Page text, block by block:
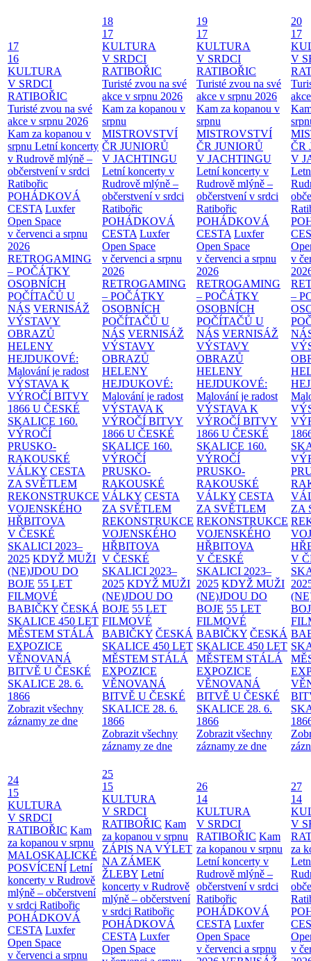
17
16
KULTURA
V SRDCI
RATIBOŘIC
Turisté zvou na své
akce v srpnu 2026
Kam za kopanou v
srpnu Letní koncerty
v Rudrově mlýně –
občerstvení v srdci
Ratibořic
POHÁDKOVÁ
CESTA Luxfer
Open Space
v červenci a srpnu
2026
RETROGAMING
– POČÁTKY
OSOBNÍCH
POČÍTAČŮ U
NÁS VERNISÁŽ
VÝSTAVY
OBRAZŮ
HELENY
HEJDUKOVÉ:
Malování je radost
VÝSTAVA K
VÝROČÍ BITVY
1866 U ČESKÉ
SKALICE 160.
VÝROČÍ
PRUSKO-
RAKOUSKÉ
VÁLKY CESTA
ZA SVĚTLEM
REKONSTRUKCE
VOJENSKÉHO
HŘBITOVA
V ČESKÉ
SKALICI 2023–
2025 KDYŽ MUŽI
(NE)JDOU DO
BOJE 55 LET
FILMOVÉ
BABIČKY ČESKÁ
SKALICE 450 LET
MĚSTEM STÁLÁ
EXPOZICE
VĚNOVANÁ
BITVĚ U ČESKÉ
SKALICE 28. 6.
1866
Zobrazit všechny
záznamy ze dne
18
17
KULTURA
V SRDCI
RATIBOŘIC
Turisté zvou na své
akce v srpnu 2026
Kam za kopanou v
srpnu
MISTROVSTVÍ
ČR JUNIORŮ
V JACHTINGU
Letní koncerty v
Rudrově mlýně –
občerstvení v srdci
Ratibořic
POHÁDKOVÁ
CESTA Luxfer
Open Space
v červenci a srpnu
2026
RETROGAMING
– POČÁTKY
OSOBNÍCH
POČÍTAČŮ U
NÁS VERNISÁŽ
VÝSTAVY
OBRAZŮ
HELENY
HEJDUKOVÉ:
Malování je radost
VÝSTAVA K
VÝROČÍ BITVY
1866 U ČESKÉ
SKALICE 160.
VÝROČÍ
PRUSKO-
RAKOUSKÉ
VÁLKY CESTA
ZA SVĚTLEM
REKONSTRUKCE
VOJENSKÉHO
HŘBITOVA
V ČESKÉ
SKALICI 2023–
2025 KDYŽ MUŽI
(NE)JDOU DO
BOJE 55 LET
FILMOVÉ
BABIČKY ČESKÁ
SKALICE 450 LET
MĚSTEM STÁLÁ
EXPOZICE
VĚNOVANÁ
BITVĚ U ČESKÉ
SKALICE 28. 6.
1866
Zobrazit všechny
záznamy ze dne
19
17
KULTURA
V SRDCI
RATIBOŘIC
Turisté zvou na své
akce v srpnu 2026
Kam za kopanou v
srpnu
MISTROVSTVÍ
ČR JUNIORŮ
V JACHTINGU
Letní koncerty v
Rudrově mlýně –
občerstvení v srdci
Ratibořic
POHÁDKOVÁ
CESTA Luxfer
Open Space
v červenci a srpnu
2026
RETROGAMING
– POČÁTKY
OSOBNÍCH
POČÍTAČŮ U
NÁS VERNISÁŽ
VÝSTAVY
OBRAZŮ
HELENY
HEJDUKOVÉ:
Malování je radost
VÝSTAVA K
VÝROČÍ BITVY
1866 U ČESKÉ
SKALICE 160.
VÝROČÍ
PRUSKO-
RAKOUSKÉ
VÁLKY CESTA
ZA SVĚTLEM
REKONSTRUKCE
VOJENSKÉHO
HŘBITOVA
V ČESKÉ
SKALICI 2023–
2025 KDYŽ MUŽI
(NE)JDOU DO
BOJE 55 LET
FILMOVÉ
BABIČKY ČESKÁ
SKALICE 450 LET
MĚSTEM STÁLÁ
EXPOZICE
VĚNOVANÁ
BITVĚ U ČESKÉ
SKALICE 28. 6.
1866
Zobrazit všechny
záznamy ze dne
20
17
V
ČR
V
v
–
ZA
V
24
15
KULTURA
V SRDCI
RATIBOŘIC Kam
za kopanou v srpnu
MALOSKALICKÉ
POSVÍCENÍ Letní
koncerty v Rudrově
mlýně – občerstvení
v srdci Ratibořic
POHÁDKOVÁ
CESTA Luxfer
Open Space
v červenci a srpnu
25
15
KULTURA
V SRDCI
RATIBOŘIC Kam
za kopanou v srpnu
ZÁPIS NA VÝLET
NA ZÁMEK
ŽLEBY Letní
koncerty v Rudrově
mlýně – občerstvení
v srdci Ratibořic
POHÁDKOVÁ
CESTA Luxfer
Open Space
26
14
KULTURA
V SRDCI
RATIBOŘIC Kam
za kopanou v srpnu
Letní koncerty v
Rudrově mlýně –
občerstvení v srdci
Ratibořic
POHÁDKOVÁ
CESTA Luxfer
Open Space
v červenci a srpnu
27
14
V
za
v